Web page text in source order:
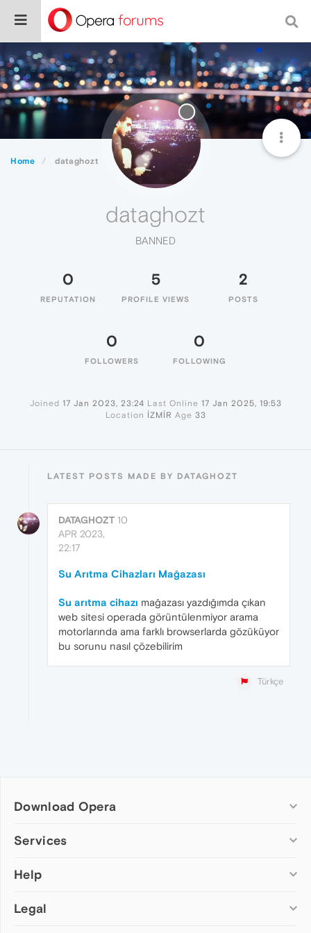
Home dataghozt
dataghozt
BANNED
0
REPUTATION
5
PROFILE VIEWS
2
POSTS
0
FOLLOWERS
0
FOLLOWING
Joined 17 Jan 2023, 23:24 Last Online 17 Jan 2025, 19:53
Location İZMİR Age 33
LATEST POSTS MADE BY DATAGHOZT
DATAGHOZT 10
APR 2023,
22:17
Su Arıtma Cihazları Mağazası
Su arıtma cihazı mağazası yazdığımda çıkan
web sitesi operada görüntülenmiyor arama
motorlarında ama farklı browserlarda gözüküyor
bu sorunu nasıl çözebilirim
Türkçe
Download Opera
Computer browsers
Opera for Mac
Opera beta version
Services
Add-ons
Wallpapers
Help
Help & support
Legal